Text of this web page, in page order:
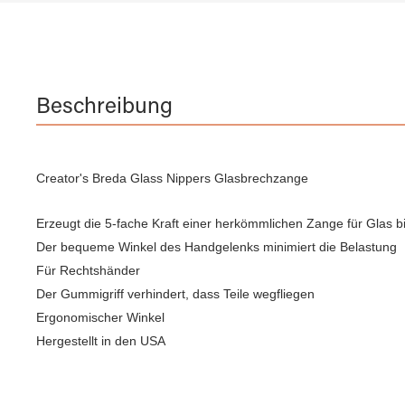
Beschreibung
Creator's Breda Glass Nippers Glasbrechzange
Erzeugt die 5-fache Kraft einer herkömmlichen Zange für Glas
Der bequeme Winkel des Handgelenks minimiert die Belastung
Für Rechtshänder
Der Gummigriff verhindert, dass Teile wegfliegen
Ergonomischer Winkel
Hergestellt in den USA